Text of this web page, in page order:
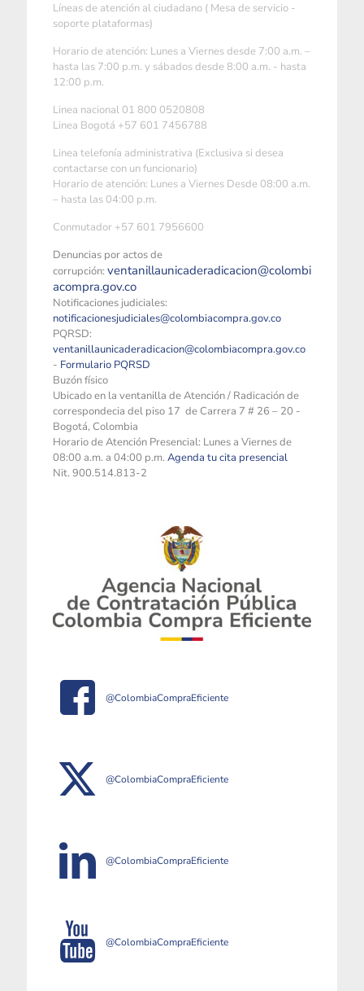
Líneas de atención al ciudadano ( Mesa de servicio -
soporte plataformas)
Horario de atención: Lunes a Viernes desde 7:00 a.m. –
hasta las 7:00 p.m. y sábados desde 8:00 a.m. - hasta
12:00 p.m.
Linea nacional 01 800 0520808
Linea Bogotá +57 601 7456788
Linea telefonía administrativa (Exclusiva si desea
contactarse con un funcionario)
Horario de atención: Lunes a Viernes Desde 08:00 a.m.
– hasta las 04:00 p.m.
Conmutador +57 601 7956600
Denuncias por actos de
corrupción: ventanillaunicaderadicacion@colombi
acompra.gov.co
Notificaciones judiciales:
notificacionesjudiciales@colombiacompra.gov.co
PQRSD:
ventanillaunicaderadicacion@colombiacompra.gov.co
- Formulario PQRSD
Buzón físico
Ubicado en la ventanilla de Atención / Radicación de
correspondecia del piso 17 de Carrera 7 # 26 – 20 -
Bogotá, Colombia
Horario de Atención Presencial: Lunes a Viernes de
08:00 a.m. a 04:00 p.m. Agenda tu cita presencial
Nit. 900.514.813-2
@ColombiaCompraEficiente
@ColombiaCompraEficiente
@ColombiaCompraEficiente
@ColombiaCompraEficiente